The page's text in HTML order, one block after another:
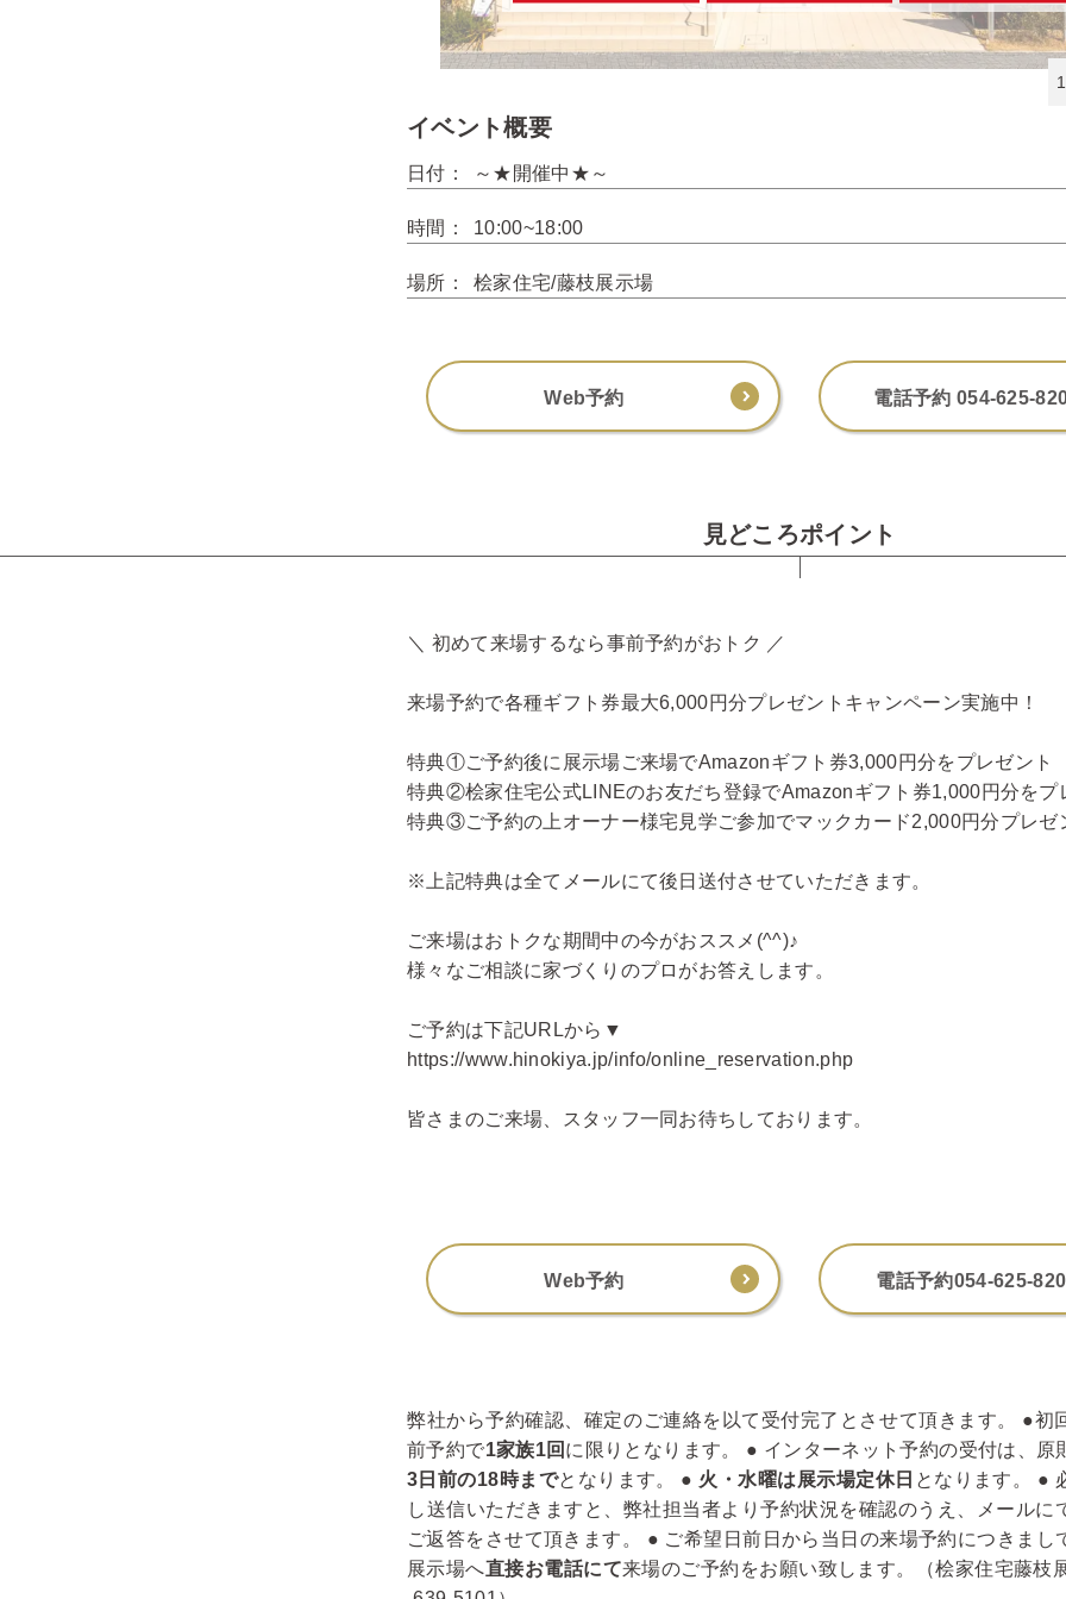
1
イベント概要
日付： ～★開催中★～
時間： 10:00~18:00
場所： 桧家住宅/藤枝展示場
Web予約 電話予約 054-625-
見どころポイント
＼ 初めて来場するなら事前予約がおトク ／
来場予約で各種ギフト券最大6,000円分プレゼントキャンペーン実施中！
特典①ご予約後に展示場ご来場でAmazonギフト券3,000円分をプレゼント
特典②桧家住宅公式LINEのお友だち登録でAmazonギフト券1,000円分をプ
特典③ご予約の上オーナー様宅見学ご参加でマックカード2,000円分プレゼ
※上記特典は全てメールにて後日送付させていただきます。
ご来場はおトクな期間中の今がおススメ(^^)♪
様々なご相談に家づくりのプロがお答えします。
ご予約は下記URLから▼
https://www.hinokiya.jp/info/online_reservation.php
皆さまのご来場、スタッフ一同お待ちしております。
Web予約 電話予約054-625-
弊社から予約確認、確定のご連絡を以て受付完了とさせて頂きます。 ●初
前予約で1家族1回 に限りとなります。 ● インターネット予約の受付は、原
3日前の18時までとなります。 ● 火・水曜は展示場定休日 となります。 ●
し送信いただきますと、弊社担当者より予約状況を確認のうえ、メールに
ご返答をさせて頂きます。 ● ご希望日前日から当日の来場予約につきまし
展示場へ直接お電話にて来場のご予約をお願い致します。（桧家住宅藤枝